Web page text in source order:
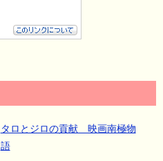
タロとジロの貢献 映画南極物
語